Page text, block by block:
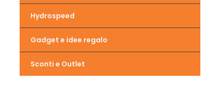
Hydrospeed
Gadget e idee regalo
Sconti e Outlet